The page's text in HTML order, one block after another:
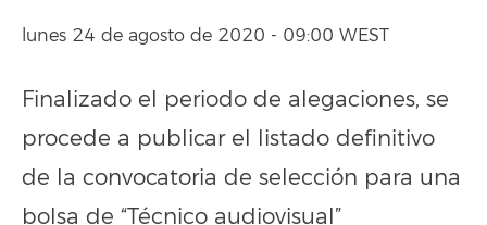
lunes 24 de agosto de 2020 - 09:00 WEST
Finalizado el periodo de alegaciones, se
procede a publicar el listado definitivo
de la convocatoria de selección para una
bolsa de “Técnico audiovisual”